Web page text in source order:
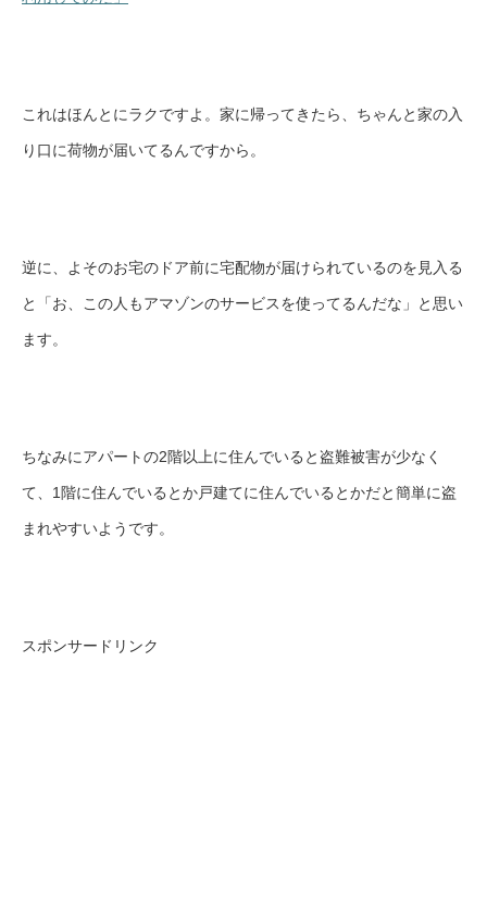
これはほんとにラクですよ。家に帰ってきたら、ちゃんと家の入
り口に荷物が届いてるんですから。
逆に、よそのお宅のドア前に宅配物が届けられているのを見入る
と「お、この人もアマゾンのサービスを使ってるんだな」と思い
ます。
ちなみにアパートの2階以上に住んでいると盗難被害が少なく
て、1階に住んでいるとか戸建てに住んでいるとかだと簡単に盗
まれやすいようです。
スポンサードリンク